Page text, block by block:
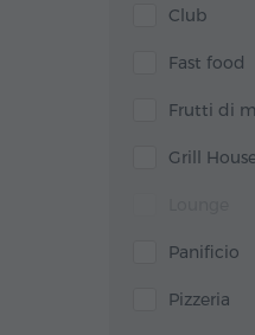
Club
Fast food
Frutti di
Grill
Panificio
Pizzeria